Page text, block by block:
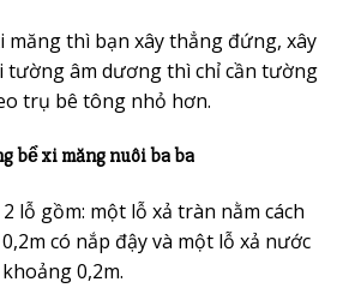
thì bạn xây thẳng đứng, xây
tường âm dương thì chỉ cần tường
trụ bê tông nhỏ hơn.
bể xi măng nuôi ba ba
lỗ gồm: một lỗ xả tràn nằm cách
có nắp đậy và một lỗ xả nước
0,2m.